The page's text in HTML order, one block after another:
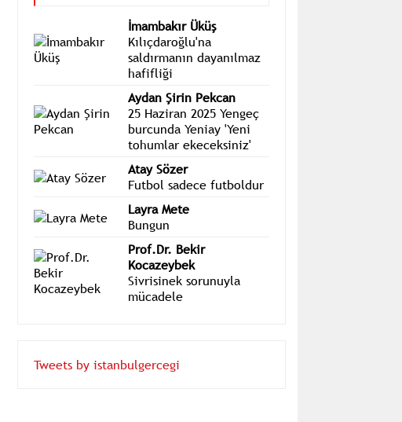
İmambakır Üküş
Kılıçdaroğlu'na
saldırmanın dayanılmaz
hafifliği
Aydan Şirin Pekcan
25 Haziran 2025 Yengeç
burcunda Yeniay 'Yeni
tohumlar ekeceksiniz'
Atay Sözer
Futbol sadece futboldur
Layra Mete
Bungun
Prof.Dr. Bekir
Kocazeybek
Sivrisinek sorunuyla